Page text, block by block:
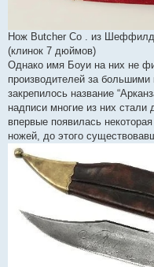
Нож Butcher Co . из
(клинок 7 дюймов)
Однако имя Боуи на них не
производителей за
закрепилось название
надписи многие из них стали
впервые появилась
ножей, до этого